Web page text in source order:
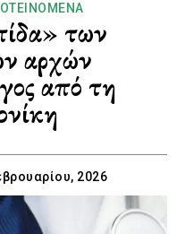
των
αρχών
από τη
2026